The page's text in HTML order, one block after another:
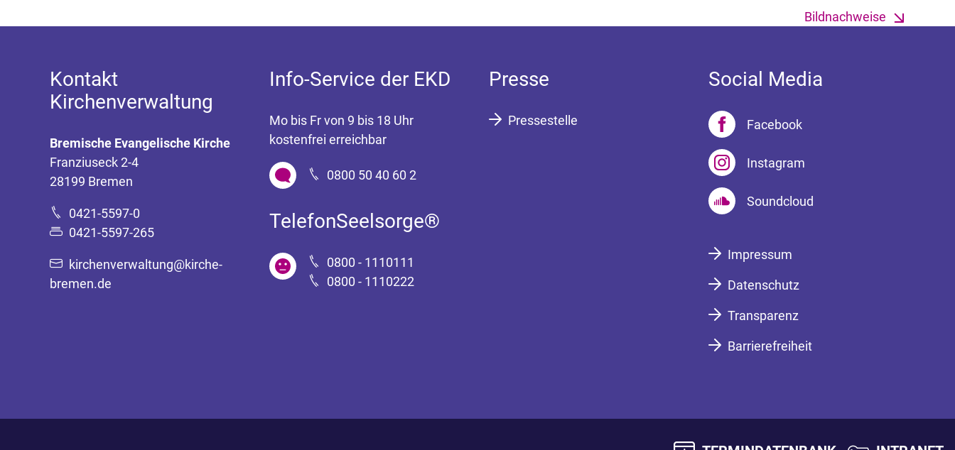
Bildnachweise
Kontakt
Kirchenverwaltung
Bremische Evangelische Kirche
Franziuseck 2-4
28199 Bremen
0421-5597-0
0421-5597-265
kirchenverwaltung@kirche-
bremen.de
Info-Service der EKD
Mo bis Fr von 9 bis 18 Uhr
kostenfrei erreichbar
0800 50 40 60 2
TelefonSeelsorge®
0800 - 1110111
0800 - 1110222
Presse
Pressestelle
Social Media
Facebook
Instagram
Soundcloud
Impressum
Datenschutz
Transparenz
Barrierefreiheit